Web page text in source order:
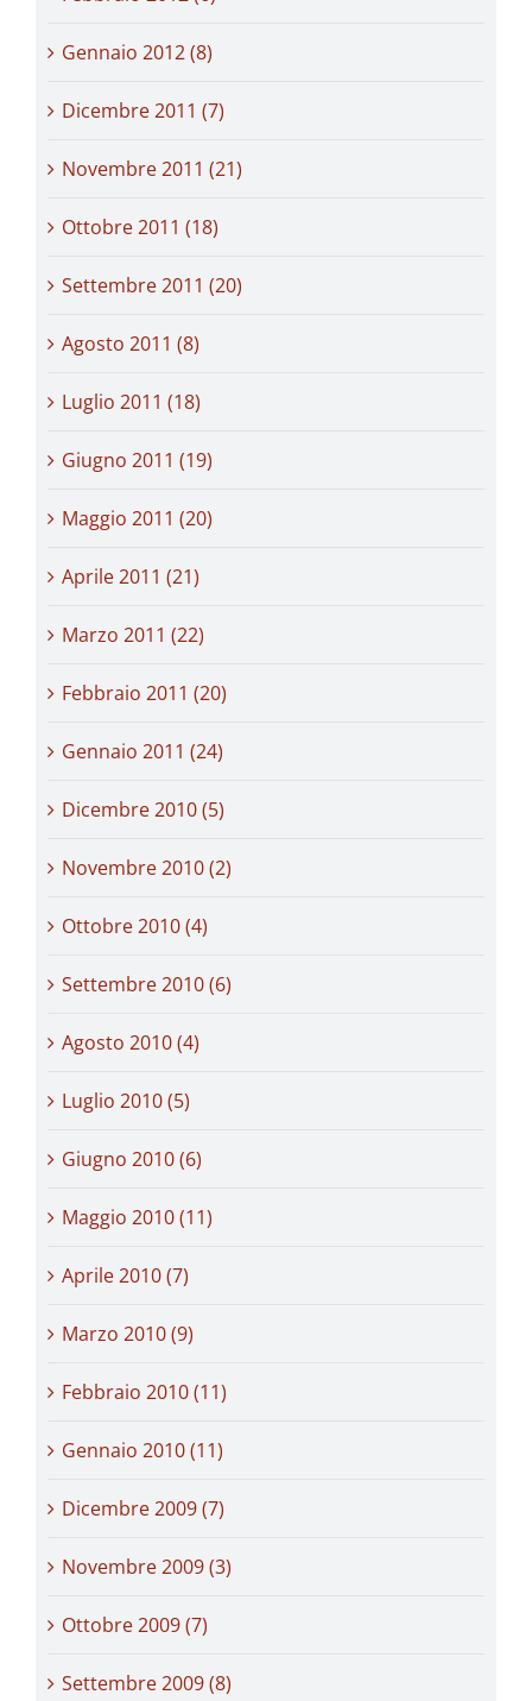
Gennaio 2012 (8)
Dicembre 2011 (7)
Novembre 2011 (21)
Ottobre 2011 (18)
Settembre 2011 (20)
Agosto 2011 (8)
Luglio 2011 (18)
Giugno 2011 (19)
Maggio 2011 (20)
Aprile 2011 (21)
Marzo 2011 (22)
Febbraio 2011 (20)
Gennaio 2011 (24)
Dicembre 2010 (5)
Novembre 2010 (2)
Ottobre 2010 (4)
Settembre 2010 (6)
Agosto 2010 (4)
Luglio 2010 (5)
Giugno 2010 (6)
Maggio 2010 (11)
Aprile 2010 (7)
Marzo 2010 (9)
Febbraio 2010 (11)
Gennaio 2010 (11)
Dicembre 2009 (7)
Novembre 2009 (3)
Ottobre 2009 (7)
Settembre 2009 (8)